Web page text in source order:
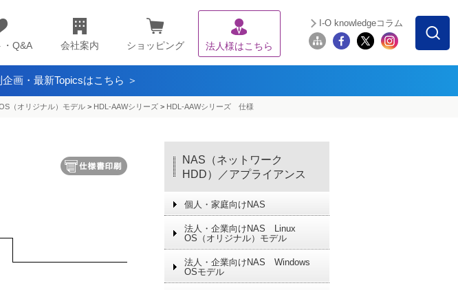
・Q&A 会社案内 ショッピング 法人様はこちら
I-O knowledgeコラム
画・最新Topicsはこちら ＞
（オリジナル）モデル > HDL-AAWシリーズ > HDL-AAWシリーズ 仕様
NAS（ネットワーク
HDD）／アプライアンス
個人・家庭向けNAS
法人・企業向けNAS Linux
OS（オリジナル）モデル
法人・企業向けNAS Windows
OSモデル